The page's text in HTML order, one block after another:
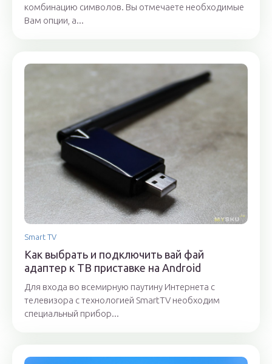
комбинацию символов. Вы отмечаете необходимые
Вам опции, а...
Smart TV
Как выбрать и подключить вай фай
адаптер к ТВ приставке на Android
Для входа во всемирную паутину Интернета с
телевизора с технологией SmartTV необходим
специальный прибор...